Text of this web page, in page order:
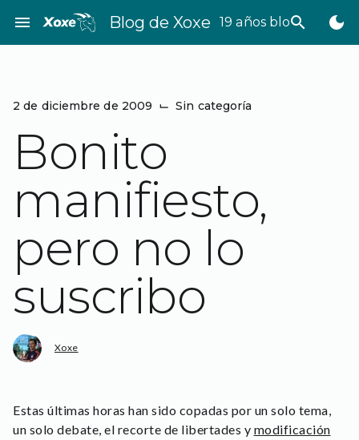
contenido
menu Blog de Xoxe 19 años bloggeando
search dark_mode
2 de diciembre de 2009 ⌙ Sin categoría
Bonito
manifiesto,
pero no lo
suscribo
Xoxe
Estas últimas horas han sido copadas por un solo tema,
un solo debate, el recorte de libertades y modificación